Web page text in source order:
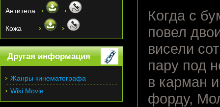
Когда с
повел
висели
пару под
в карман
форду,
Антитела
Кожа
Другая информация
Жанры кинематографа
Wiki Movie